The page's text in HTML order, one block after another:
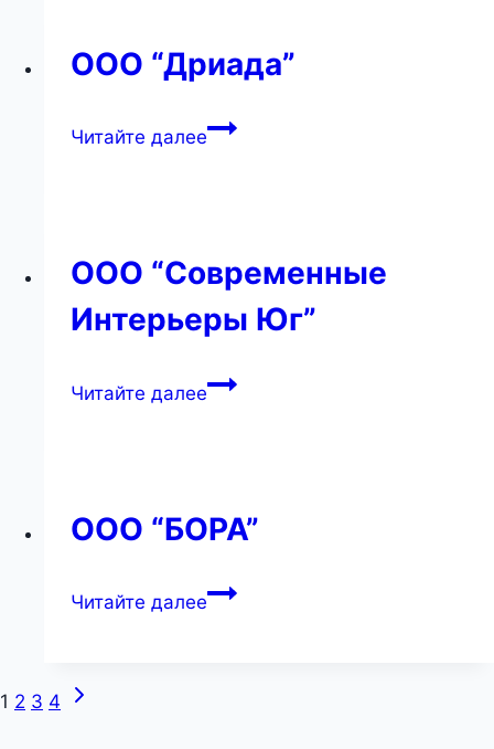
ООО “Дриада”
Читайте далееООО
ООО “Современные
Интерьеры Юг”
Читайте далееООО
ООО “БОРА”
Читайте далееООО
Навигация
1 2 3 4
Следующая